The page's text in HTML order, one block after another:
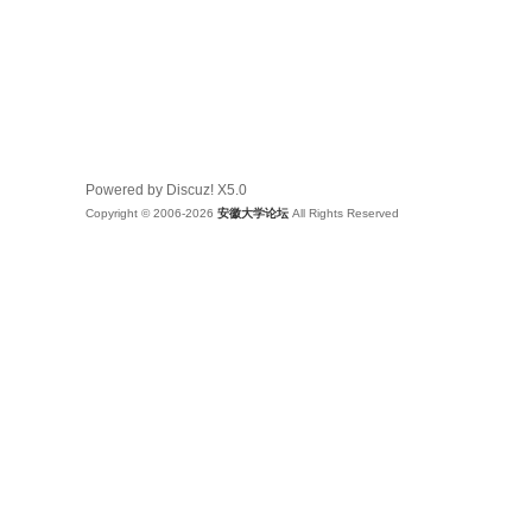
Powered by Discuz! X5.0
Copyright © 2006-2026 安徽大学论坛 All Rights Reserved